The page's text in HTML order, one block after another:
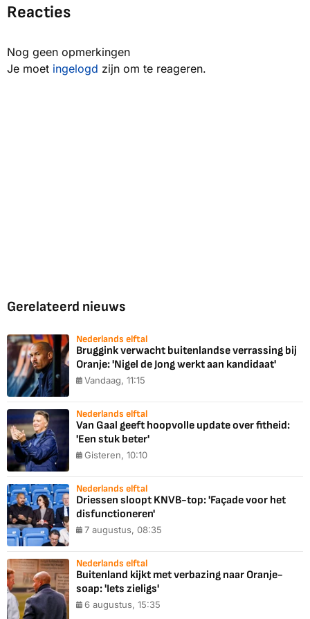
Reacties
Nog geen opmerkingen
Je moet ingelogd zijn om te reageren.
Gerelateerd nieuws
Nederlands elftal
Bruggink verwacht buitenlandse verrassing bij
Oranje: 'Nigel de Jong werkt aan kandidaat'
Vandaag, 11:15
Nederlands elftal
Van Gaal geeft hoopvolle update over fitheid:
'Een stuk beter'
Gisteren, 10:10
Nederlands elftal
Driessen sloopt KNVB-top: 'Façade voor het
disfunctioneren'
7 augustus, 08:35
Nederlands elftal
Buitenland kijkt met verbazing naar Oranje-
soap: 'Iets zieligs'
6 augustus, 15:35